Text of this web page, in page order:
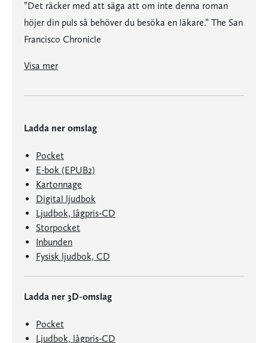
”Det räcker med att säga att om inte denna roman
höjer din puls så behöver du besöka en läkare.” The San
Francisco Chronicle
Visa mer
Ladda ner omslag
Pocket
E-bok (EPUB2)
Kartonnage
Digital ljudbok
Ljudbok, lågpris-CD
Storpocket
Inbunden
Fysisk ljudbok, CD
Ladda ner 3D-omslag
Pocket
Ljudbok, lågpris-CD